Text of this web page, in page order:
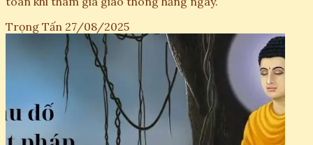
Trọng Tấn 27/08/2025